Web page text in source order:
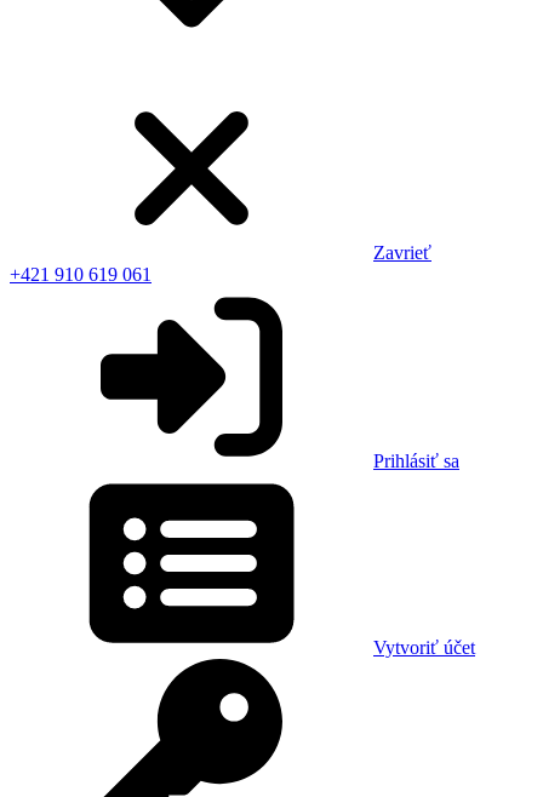
Zavrieť
+421 910 619 061
Prihlásiť sa
Vytvoriť účet